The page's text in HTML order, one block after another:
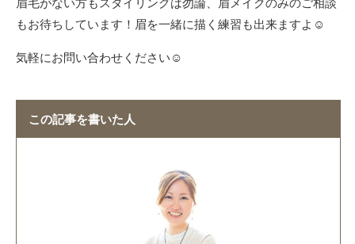
もお待ちしています！眉を一緒に描く練習も出来ますよ☺︎
気軽にお問い合わせください ☺︎
この記事を書いた人